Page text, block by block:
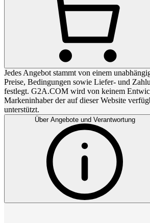
Jedes Angebot stammt von einem
Preise, Bedingungen sowie Liefer- und
festlegt. G2A.COM wird von keinem
Markeninhaber der auf dieser Website
unterstützt.
Über Angebote und Verantwortung